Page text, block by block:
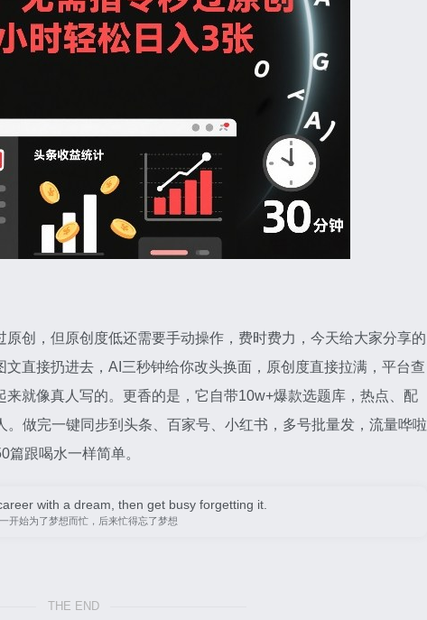
创，但原创度低还需要手动操作，费时费力，今天给大家分享的
直接扔进去，AI三秒钟给你改头换面，原创度直接拉满，平台查
就像真人写的。更香的是，它自带10w+爆款选题库，热点、配
做完一键同步到头条、百家号、小红书，多号批量发，流量哗啦
跟喝水一样简单。
with a dream, then get busy forgetting it.
开始为了梦想而忙，后来忙得忘了梦想
THE END